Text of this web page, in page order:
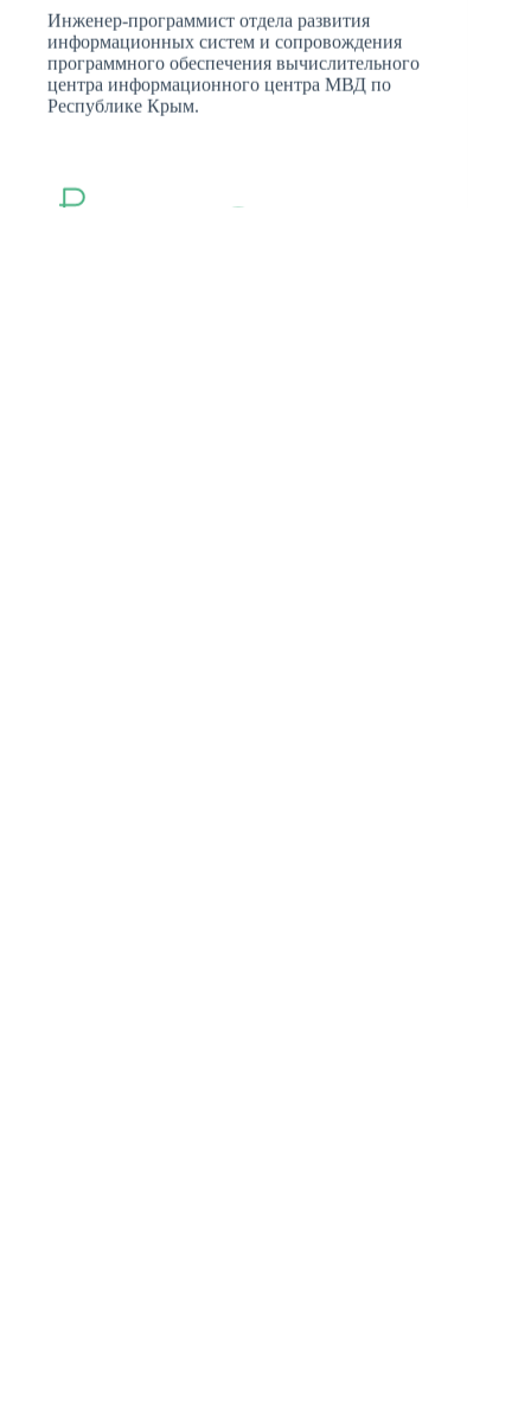
Инженер-программист отдела развития
информационных систем и сопровождения
программного обеспечения вычислительного
центра информационного центра МВД по
Республике Крым.